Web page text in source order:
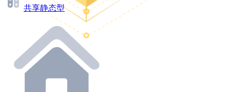
共享静态型